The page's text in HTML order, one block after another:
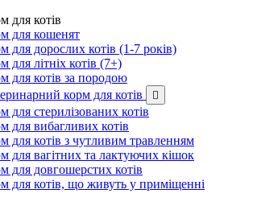
для котів
для кошенят
для дорослих котів (1-7 років)
для літніх котів (7+)
для котів за породою
корм для котів

для стерилізованих котів
для вибагливих котів
для котів з чутливим травленням
для вагітних та лактуючих кішок
для довгошерстих котів
для котів, що живуть у приміщенні